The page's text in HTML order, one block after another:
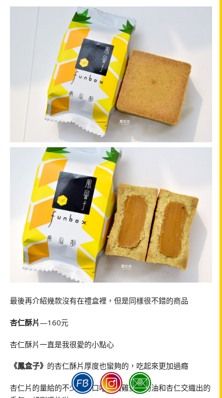
最後再介紹幾款沒有在禮盒裡，但是同樣很不錯的商品
杏仁酥片—160元
杏仁酥片一直是我很愛的小點心
《鳳盒子》 的杏仁酥片厚度也蠻夠的，吃起來更加過癮
杏仁片的量給的不少，口口吃得出雞蛋、奶油和杏仁交織出的